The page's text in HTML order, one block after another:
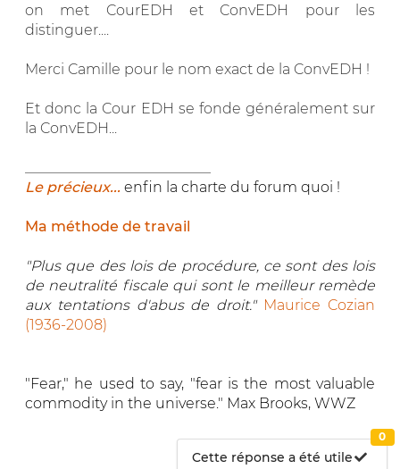
on met CourEDH et ConvEDH pour les
distinguer....
Merci Camille pour le nom exact de la ConvEDH !
Et donc la Cour EDH se fonde généralement sur
la ConvEDH...
Le précieux... enfin la charte du forum quoi !
Ma méthode de travail
"Plus que des lois de procédure, ce sont des lois
de neutralité fiscale qui sont le meilleur remède
aux tentations d'abus de droit." Maurice Cozian
(1936-2008)
"Fear," he used to say, "fear is the most valuable
commodity in the universe." Max Brooks, WWZ
Cette réponse a été utile
0